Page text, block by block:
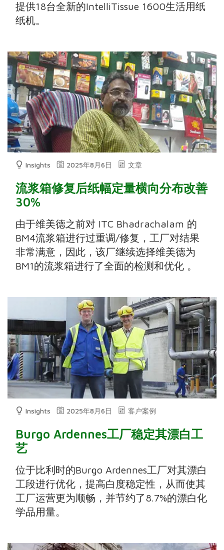
提供18台全新的IntelliTissue 1600生活用纸
纸机。
Insights 2025年8月6日 文章
流浆箱修复后纸幅定量横向分布改善
30%
由于维美德之前对 ITC Bhadrachalam 的
BM4流浆箱进行过重调/修复，工厂对结果
非常满意，因此，该厂继续选择维美德为
BM1的流浆箱进行了全面的检测和优化 。
Insights 2025年8月6日 客户案例
Burgo Ardennes工厂稳定其漂白工
艺
位于比利时的Burgo Ardennes工厂对其漂白
工段进行优化，提高白度稳定性，从而使其
工厂运营更为顺畅，并节约了8.7%的漂白化
学品用量。